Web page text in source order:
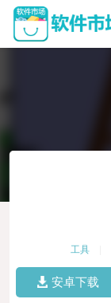
工具
安卓下载